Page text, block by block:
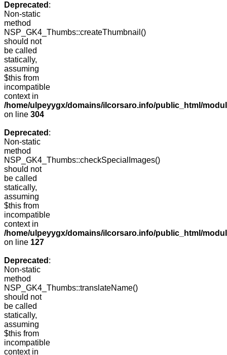
Deprecated :
Non-static
method
NSP_GK4_Thumbs::createThumbnail()
should not
be called
statically,
assuming
$this from
incompatible
context in
/home/ulpeyygx/domains/ilcorsaro.info/public_html/
on line 304
Deprecated :
Non-static
method
NSP_GK4_Thumbs::checkSpecialImages()
should not
be called
statically,
assuming
$this from
incompatible
context in
/home/ulpeyygx/domains/ilcorsaro.info/public_html/
on line 127
Deprecated :
Non-static
method
NSP_GK4_Thumbs::translateName()
should not
be called
statically,
assuming
$this from
incompatible
context in